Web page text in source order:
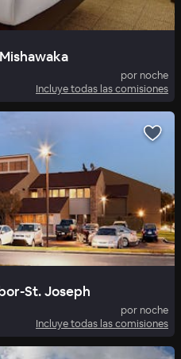
por noche
Incluye todas las comisiones
St. Joseph
por noche
Incluye todas las comisiones